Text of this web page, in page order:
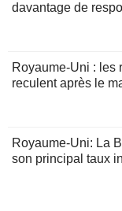
davantage de
Royaume-Uni : les
reculent après le
Royaume-Uni: La
son principal taux